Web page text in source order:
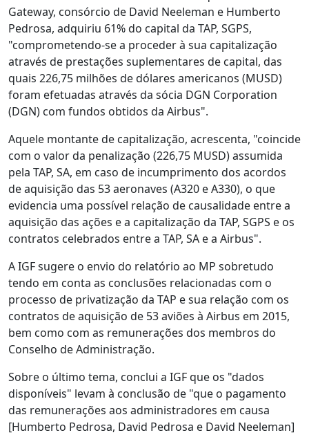
Gateway, consórcio de David Neeleman e Humberto
Pedrosa, adquiriu 61% do capital da TAP, SGPS,
"comprometendo-se a proceder à sua capitalização
através de prestações suplementares de capital, das
quais 226,75 milhões de dólares americanos (MUSD)
foram efetuadas através da sócia DGN Corporation
(DGN) com fundos obtidos da Airbus".
Aquele montante de capitalização, acrescenta, "coincide
com o valor da penalização (226,75 MUSD) assumida
pela TAP, SA, em caso de incumprimento dos acordos
de aquisição das 53 aeronaves (A320 e A330), o que
evidencia uma possível relação de causalidade entre a
aquisição das ações e a capitalização da TAP, SGPS e os
contratos celebrados entre a TAP, SA e a Airbus".
A IGF sugere o envio do relatório ao MP sobretudo
tendo em conta as conclusões relacionadas com o
processo de privatização da TAP e sua relação com os
contratos de aquisição de 53 aviões à Airbus em 2015,
bem como com as remunerações dos membros do
Conselho de Administração.
Sobre o último tema, conclui a IGF que os "dados
disponíveis" levam à conclusão de "que o pagamento
das remunerações aos administradores em causa
[Humberto Pedrosa, David Pedrosa e David Neeleman]